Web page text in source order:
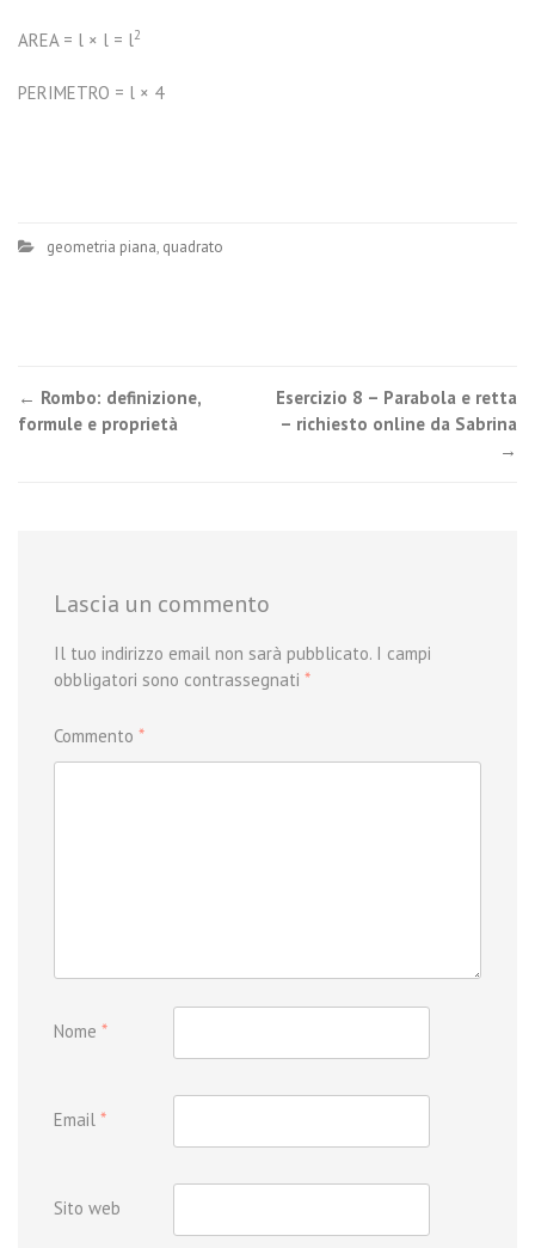
AREA = l × l = l2
PERIMETRO = l × 4
geometria piana, quadrato
Post
navigation
← Rombo: definizione,
formule e proprietà
Esercizio 8 – Parabola e retta
– richiesto online da Sabrina
→
Lascia un commento
Il tuo indirizzo email non sarà pubblicato. I campi
obbligatori sono contrassegnati *
Commento *
Nome *
Email *
Sito web